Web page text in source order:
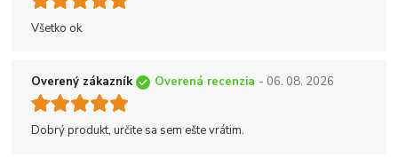
Všetko ok
Overený zákazník Overená recenzia - 06. 08. 2026
Dobrý produkt, určite sa sem ešte vrátim.